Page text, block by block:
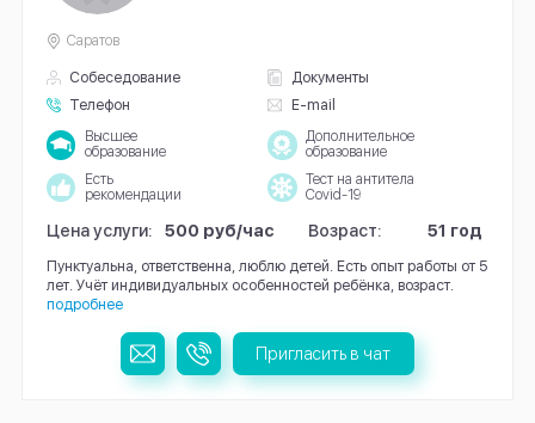
Собеседование
Документы
Телефон
E-mail
Саратов
Высшее
образование
Дополнительное
образование
Есть
рекомендации
Тест на антитела
Covid-19
Цена услуги: 500 руб/час Возраст: 51 год
Пунктуальна, ответственна, люблю детей. Есть опыт работы от 5
лет. Учёт индивидуальных особенностей ребёнка, возраст.
подробнее
Пригласить в чат